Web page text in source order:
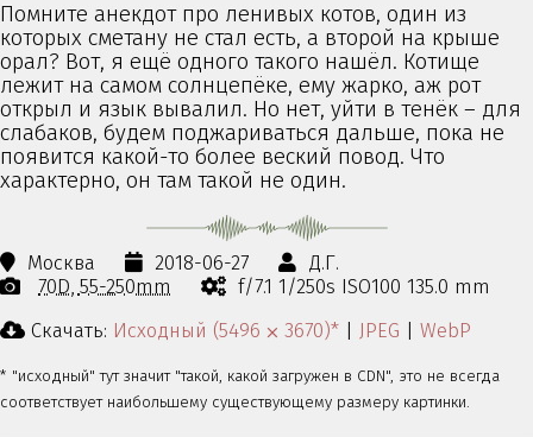
Помните анекдот про ленивых котов, один из
которых сметану не стал есть, а второй на крыше
орал? Вот, я ещё одного такого нашёл. Котище
лежит на самом солнцепёке, ему жарко, аж рот
открыл и язык вывалил. Но нет, уйти в тенёк – для
слабаков, будем поджариваться дальше, пока не
появится какой-то более веский повод. Что
характерно, он там такой не один.
Москва 2018-06-27
Д.Г.
70D 55-250mm
f/7.1 1/250s ISO100 135.0 mm
Скачать: Исходный (5496 ⨉ 3670)* | JPEG | WebP
* "исходный" тут значит "такой, какой загружен в CDN", это не всегда
соответствует наибольшему существующему размеру картинки.